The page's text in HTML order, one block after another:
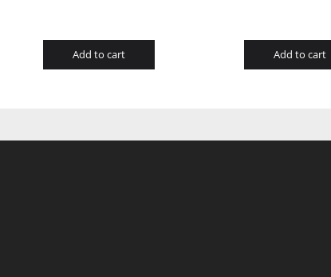
Add to cart Add to cart